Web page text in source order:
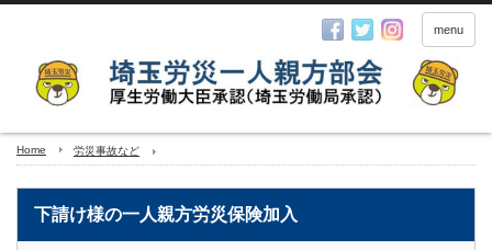
menu
Home 労災事故など
下請け様の一人親方労災保険加入